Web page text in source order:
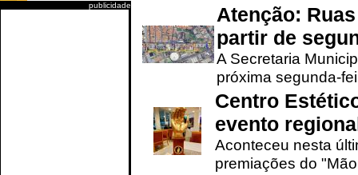
publicidade
Atenção:
partir de
A Secretaria
próxima segunda-
Centro
evento
Aconteceu nesta
premiações do